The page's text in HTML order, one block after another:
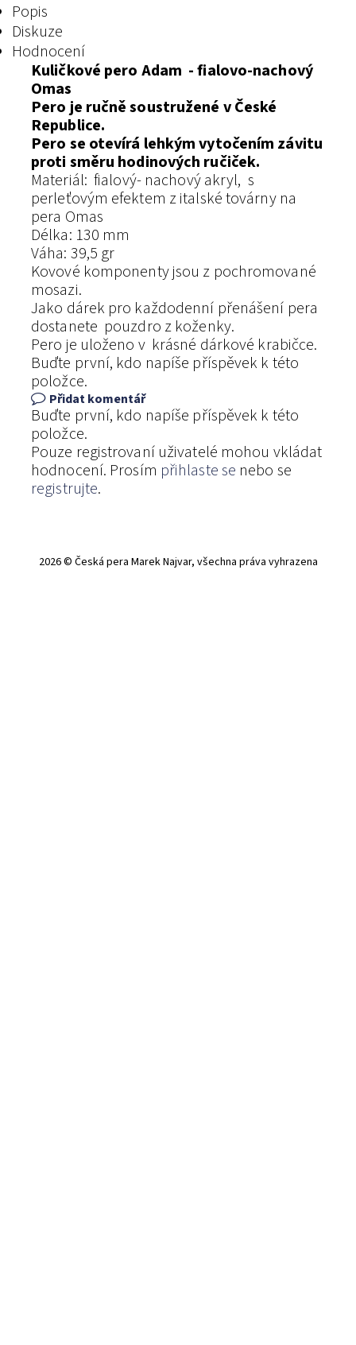
Popis
Diskuze
Hodnocení
Kuličkové pero Adam - fialovo-nachový
Omas
Pero je ručně soustružené v České
Republice.
Pero se otevírá lehkým vytočením závitu
proti směru hodinových ručiček.
Materiál: fialový- nachový akryl, s
perleťovým efektem z italské továrny na
pera Omas
Délka: 130 mm
Váha: 39,5 gr
Kovové komponenty jsou z pochromované
mosazi.
Jako dárek pro každodenní přenášení pera
dostanete pouzdro z koženky.
Pero je uloženo v krásné dárkové krabičce.
Buďte první, kdo napíše příspěvek k této
položce.
Přidat komentář
Buďte první, kdo napíše příspěvek k této
položce.
Pouze registrovaní uživatelé mohou vkládat
hodnocení. Prosím přihlaste se nebo se
registrujte.
2026 © Česká pera Marek Najvar, všechna práva vyhrazena